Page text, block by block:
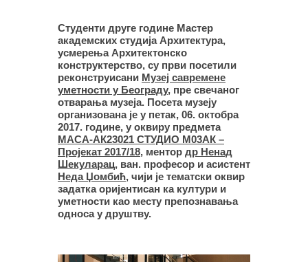
Студенти друге године Мастер
академских студија Архитектура,
усмерења Архитектонско
конструктерство, су први посетили
реконструисани Музеј савремене
уметности у Београду, пре свечаног
отварања музеја. Посета музеју
организована је у петак, 06. октобра
2017. године, у оквиру предмета
МАСА-АК23021 СТУДИО М03АК –
Пројекат 2017/18, ментор др Ненад
Шекуларац, ван. професор и асистент
Неда Џомбић, чији је тематски оквир
задатка оријентисан ка култури и
уметности као месту препознавања
односа у друштву.